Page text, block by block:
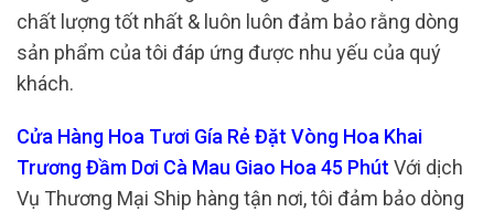
chất lượng tốt nhất & luôn luôn đảm bảo rằng dòng
sản phẩm của tôi đáp ứng được nhu yếu của quý
khách.
Cửa Hàng Hoa Tươi Gía Rẻ Đặt Vòng Hoa Khai
Trương Đầm Dơi Cà Mau Giao Hoa 45 Phút Với dịch
Vụ Thương Mại Ship hàng tận nơi, tôi đảm bảo dòng